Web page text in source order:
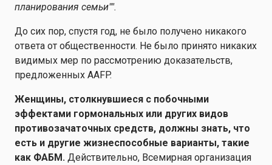
планирования семьи"".
До сих пор, спустя год, не было получено никакого
ответа от общественности. Не было принято никаких
видимых мер по рассмотрению доказательств,
предложенных AAFP.
Женщины, столкнувшиеся с побочными
эффектами гормональных или других видов
противозачаточных средств, должны знать, что
есть и другие жизнеспособные варианты, такие
как ФАБМ. Действительно, Всемирная организация